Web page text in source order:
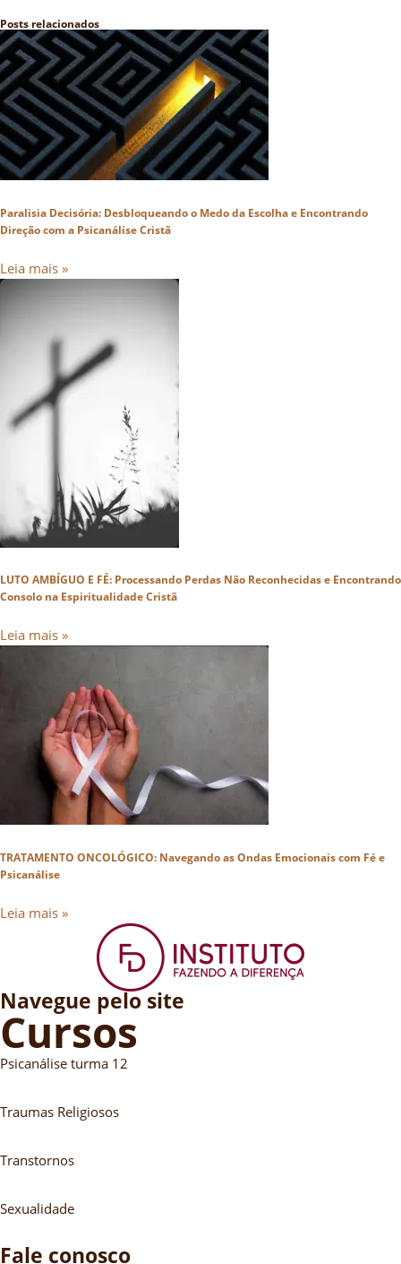
Posts relacionados
Paralisia Decisória: Desbloqueando o Medo da Escolha e Encontrando
Direção com a Psicanálise Cristã
Leia mais »
LUTO AMBÍGUO E FÉ: Processando Perdas Não Reconhecidas e Encontrando
Consolo na Espiritualidade Cristã
Leia mais »
TRATAMENTO ONCOLÓGICO: Navegando as Ondas Emocionais com Fé e
Psicanálise
Leia mais »
Navegue pelo site
Cursos
Psicanálise turma 12
Traumas Religiosos
Transtornos
Sexualidade
Fale conosco